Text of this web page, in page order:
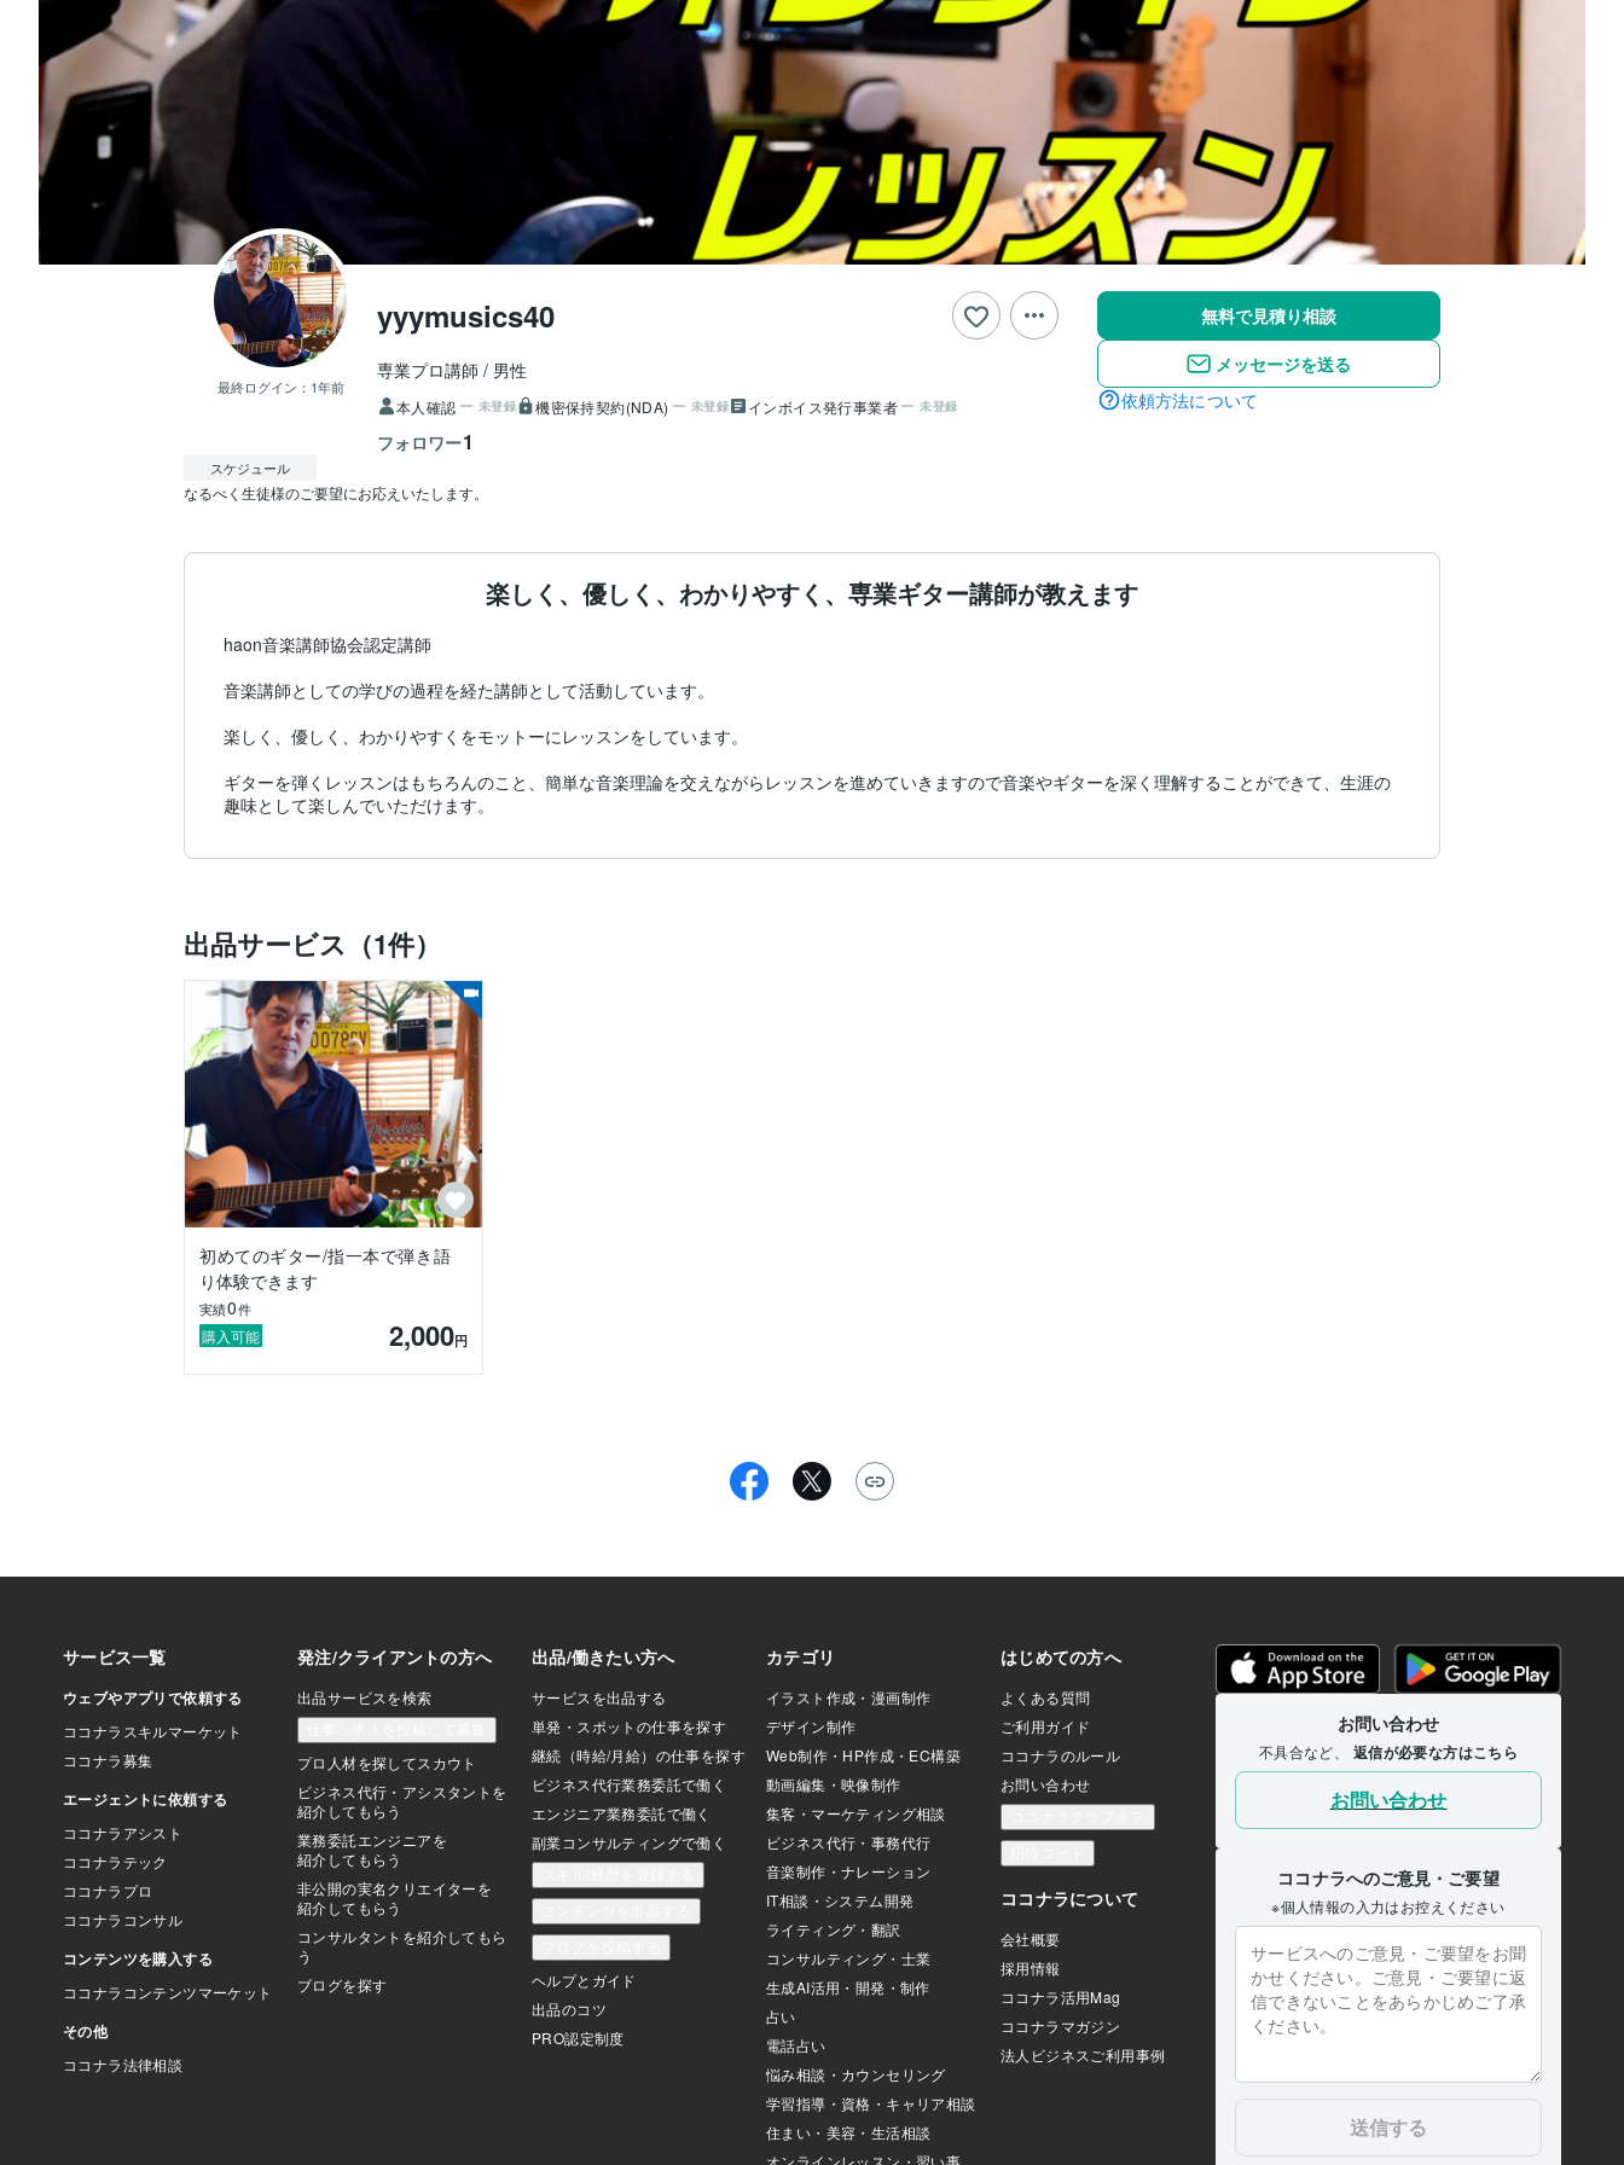
最終ログイン： 1年前
yyymusics40
専業プロ講師 男性
本人確認 未登録 機密保持契約(NDA) 未登録 インボイス発行事業者 未登録
フォロワー1
無料で見積り相談
メッセージを送る
依頼方法について
スケジュール
楽しく、優しく、わかりやすく、専業ギター講師が教えます
haon音楽講師協会認定講師
音楽講師としての学びの過程を経た講師として活動しています。
楽しく、優しく、わかりやすくをモットーにレッスンをしています。
ギターを弾くレッスンはもちろんのこと、簡単な音楽理論を交えながらレッスンを進めていきますので音楽やギターを深く理解することができて、生涯の
趣味として楽しんでいただけます。
出品サービス（1件）
初めてのギター/指一本で弾き語
り体験できます
実績0件
購入可能 2,000円